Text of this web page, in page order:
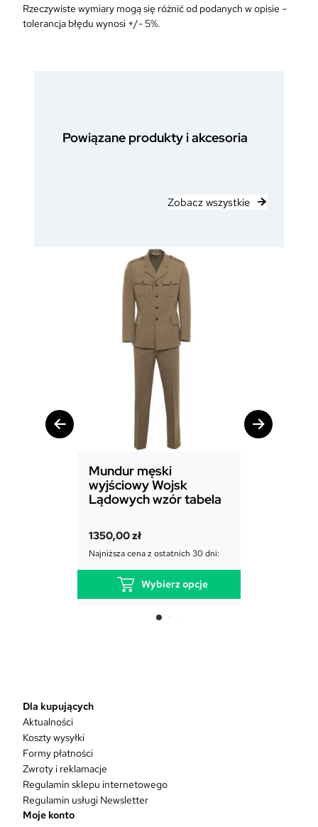
Rzeczywiste wymiary mogą się różnić od podanych w opisie –
tolerancja błędu wynosi +/- 5%.
Powiązane produkty i akcesoria
Zobacz wszystkie
Mundur męski
wyjściowy Wojsk
Lądowych wzór tabela
1350,00zł
Najniższa cena z ostatnich 30 dni:
Wybierz opcje
e
w
Dla kupujących
Aktualności
Koszty wysyłki
Formy płatności
Zwroty i reklamacje
Regulamin sklepu internetowego
Regulamin usługi Newsletter
Moje konto